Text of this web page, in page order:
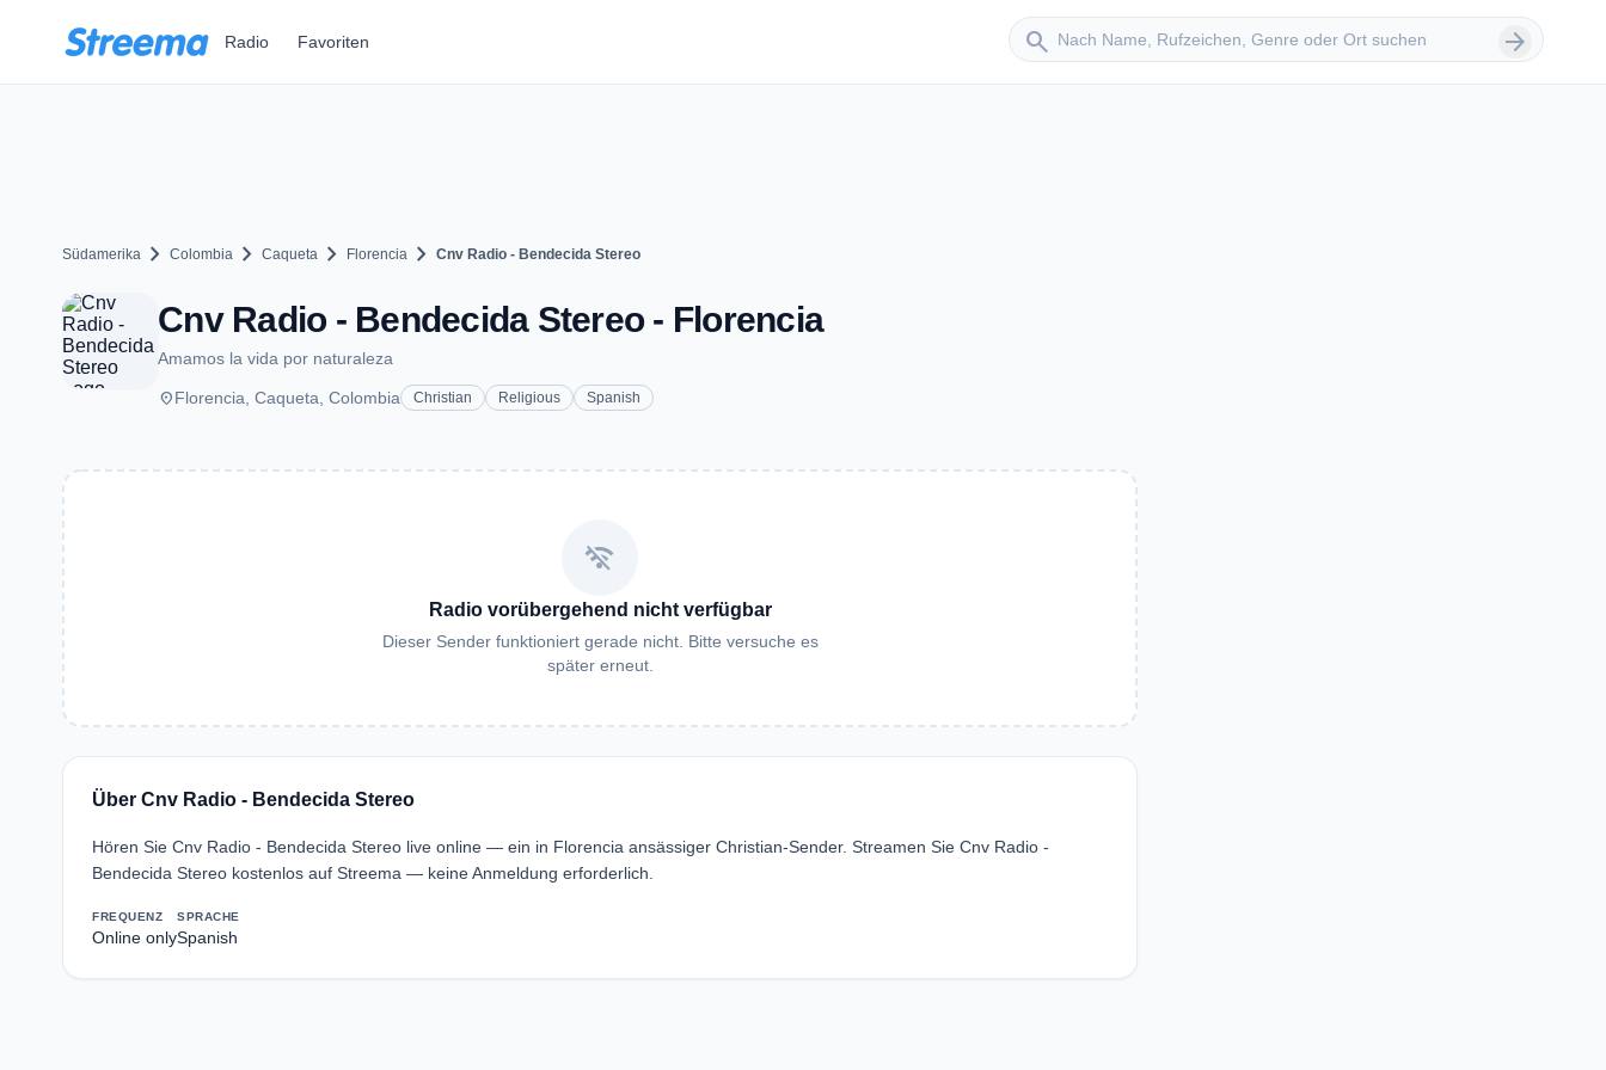
Radio Favoriten search
Sender suchen arrow_forward
Südamerika chevron_right Colombia chevron_right Caqueta chevron_right Florencia chevron_right Cnv Radio - Bendecida Stereo
Cnv Radio - Bendecida Stereo - Florencia
Amamos la vida por naturaleza
placeFlorencia, Caqueta, Colombia Christian Religious Spanish
wifi_off
Radio vorübergehend nicht verfügbar
Dieser Sender funktioniert gerade nicht. Bitte versuche es
später erneut.
Über Cnv Radio - Bendecida Stereo
Hören Sie Cnv Radio - Bendecida Stereo live online — ein in Florencia ansässiger Christian-Sender. Streamen Sie Cnv Radio -
Bendecida Stereo kostenlos auf Streema — keine Anmeldung erforderlich.
FREQUENZ
Online only
SPRACHE
Spanish